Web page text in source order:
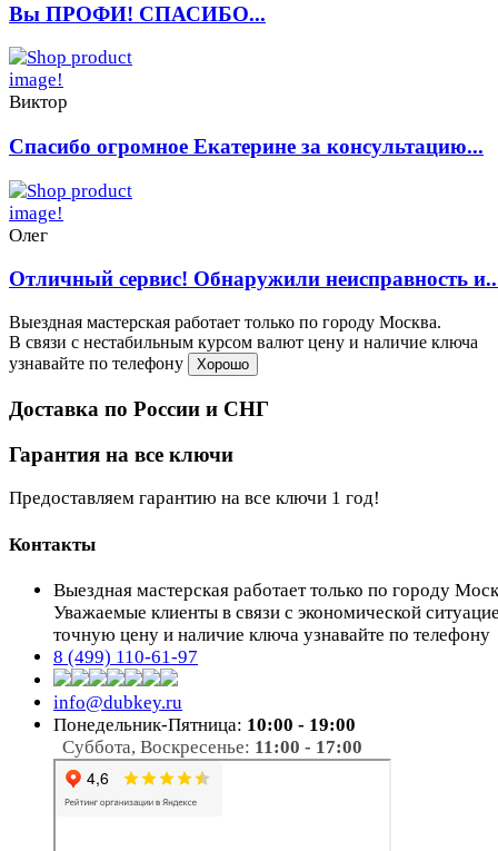
Вы ПРОФИ! СПАСИБО...
Виктор
Спасибо огромное Екатерине за консультацию...
Олег
Отличный сервис! Обнаружили неисправность
Выездная мастерская работает только по городу Москва.
В связи с нестабильным курсом валют цену и наличие ключа
узнавайте по телефону
Хорошо
Доставка по России и СНГ
Гарантия на все ключи
Предоставляем гарантию на все ключи 1 год!
Контакты
Выездная мастерская работает только по городу
Уважаемые клиенты в связи с экономической
точную цену и наличие ключа узнавайте по телефону
8 (499) 110-61-97
info@dubkey.ru
Понедельник-Пятница: 10:00 - 19:00
Суббота, Воскресенье: 11:00 - 17:00